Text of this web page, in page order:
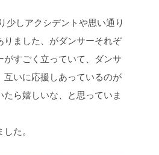
少しアクシデントや思い通り
りました、がダンサーそれぞ
がすごく立っていて、ダンサ
互いに応援しあっているのが
たら嬉しいな、と思っていま
た。